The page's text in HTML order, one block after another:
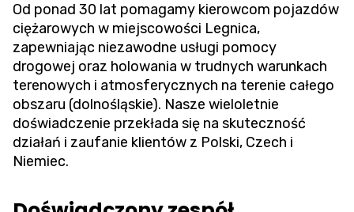
Od ponad 30 lat pomagamy kierowcom pojazdów
ciężarowych w miejscowości Legnica,
zapewniając niezawodne usługi pomocy
drogowej oraz holowania w trudnych warunkach
terenowych i atmosferycznych na terenie całego
obszaru (dolnośląskie). Nasze wieloletnie
doświadczenie przekłada się na skuteczność
działań i zaufanie klientów z Polski, Czech i
Niemiec.